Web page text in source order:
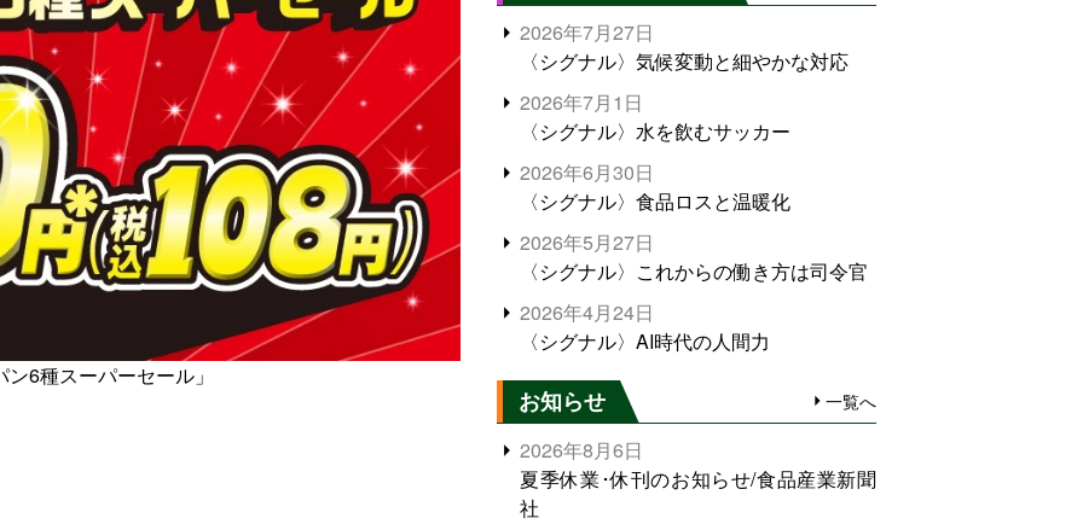
6種スーパーセール」
2026年7月27日
〈シグナル〉気候変動と細やかな対応
2026年7月1日
〈シグナル〉水を飲むサッカー
2026年6月30日
〈シグナル〉食品ロスと温暖化
2026年5月27日
〈シグナル〉これからの働き方は司令官
2026年4月24日
〈シグナル〉AI時代の人間力
お知らせ 一覧へ
2026年8月6日
夏季休業･休刊のお知らせ/食品産業新聞
社